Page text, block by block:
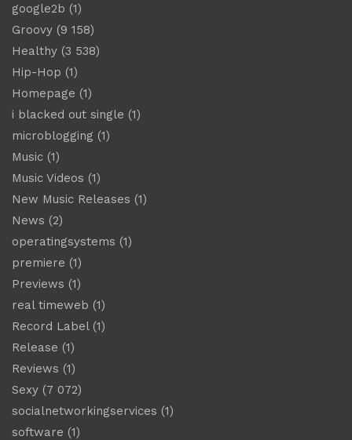
google2b (1)
Groovy (9 158)
Healthy (3 538)
Hip-Hop (1)
Homepage (1)
i blacked out single (1)
microblogging (1)
Music (1)
Music Videos (1)
New Music Releases (1)
News (2)
operatingsystems (1)
premiere (1)
Previews (1)
real timeweb (1)
Record Label(1)
Release (1)
Reviews (1)
Sexy (7 072)
socialnetworkingservices (1)
software (1)